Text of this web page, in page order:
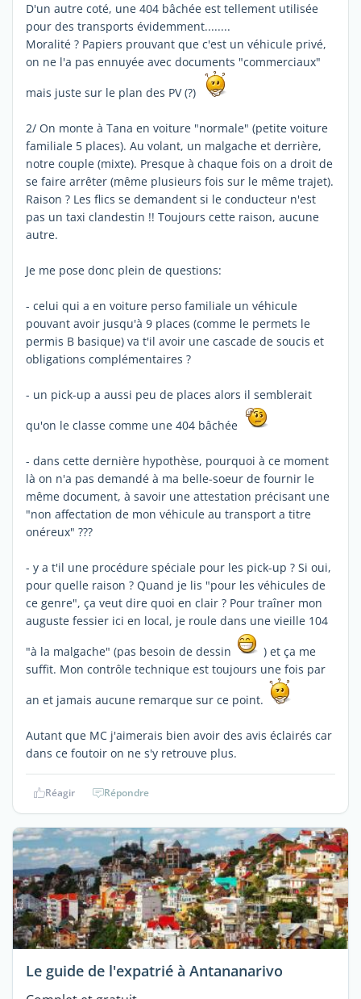
D'un autre coté, une 404 bâchée est tellement utilisée
pour des transports évidemment........
Moralité ? Papiers prouvant que c'est un véhicule privé,
on ne l'a pas ennuyée avec documents "commerciaux"
mais juste sur le plan des PV (?)
2/ On monte à Tana en voiture "normale" (petite voiture
familiale 5 places). Au volant, un malgache et derrière,
notre couple (mixte). Presque à chaque fois on a droit de
se faire arrêter (même plusieurs fois sur le même trajet).
Raison ? Les flics se demandent si le conducteur n'est
pas un taxi clandestin !! Toujours cette raison, aucune
autre.
Je me pose donc plein de questions:
- celui qui a en voiture perso familiale un véhicule
pouvant avoir jusqu'à 9 places (comme le permets le
permis B basique) va t'il avoir une cascade de soucis et
obligations complémentaires ?
- un pick-up a aussi peu de places alors il semblerait
qu'on le classe comme une 404 bâchée
- dans cette dernière hypothèse, pourquoi à ce moment
là on n'a pas demandé à ma belle-soeur de fournir le
même document, à savoir une attestation précisant une
"non affectation de mon véhicule au transport a titre
onéreux" ???
- y a t'il une procédure spéciale pour les pick-up ? Si oui,
pour quelle raison ? Quand je lis "pour les véhicules de
ce genre", ça veut dire quoi en clair ? Pour traîner mon
auguste fessier ici en local, je roule dans une vieille 104
"à la malgache" (pas besoin de dessin
) et ça me
suffit. Mon contrôle technique est toujours une fois par
an et jamais aucune remarque sur ce point.
Autant que MC j'aimerais bien avoir des avis éclairés car
dans ce foutoir on ne s'y retrouve plus.
Réagir Répondre
Le guide de l'expatrié à Antananarivo